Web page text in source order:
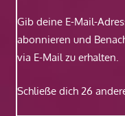
Gib deine E-Mail-
abonnieren und
via E-Mail zu erhalten.
Schließe dich 26